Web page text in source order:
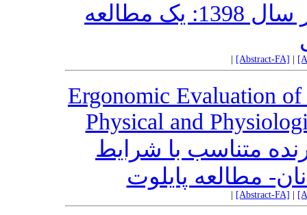
بیمارستان‌های نیروی دریایی در سال 1398: یک مطالعه
[Abstract-FA]
Ergonomic Evaluation
Physical and
متناسب با شرایط
مطالعه پایلوت
[Abstract-FA]